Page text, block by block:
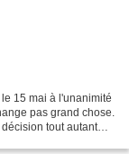
15 mai à l'unanimité
pas grand chose.
tout autant